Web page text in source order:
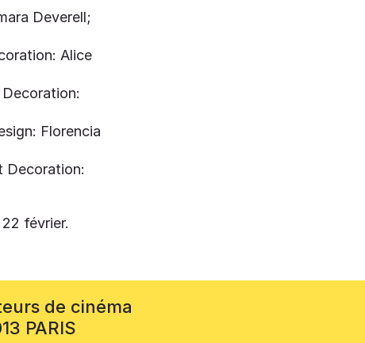
Deverell;
Alice
Florencia
Decoration:
février.
de cinéma
PARIS